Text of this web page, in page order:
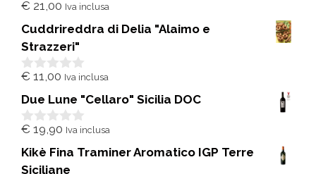
0
u
5
€ 21,00 Iva inclusa
Cuddrireddra di Delia "Alaimo e
Strazzeri"
0
u
5
€ 11,00 Iva inclusa
Due Lune "Cellaro" Sicilia DOC
0
u
5
€ 19,90 Iva inclusa
Kikè Fina Traminer Aromatico IGP Terre
Siciliane